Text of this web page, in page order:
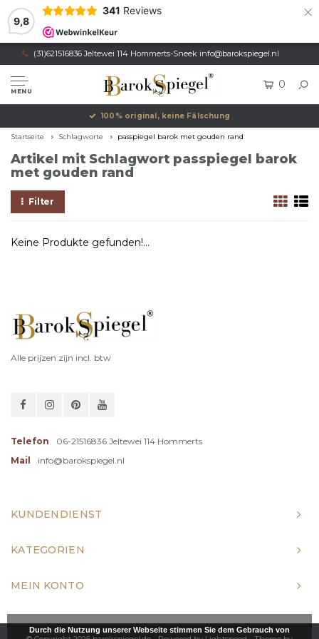
9,8
341 Reviews ×
(31)621516836 Jeltewei 114 Hommerts-Sneek info@barokspiegel.nl
MENU
0
100% original, keine Fälschung
Startseite Schlagworte passpiegel barok met gouden rand
Artikel mit Schlagwort passpiegel barok
met gouden rand
Filter
Keine Produkte gefunden!...
Alle prijzen zijn incl. btw
Telefon
06-21516836 Jeltewei 114 Hommerts
Mail
info@barokspiegel.nl
KUNDENDIENST
KATEGORIEN
MEIN KONTO
Durch die Nutzung unserer Webseite stimmen Sie dem Gebrauch von